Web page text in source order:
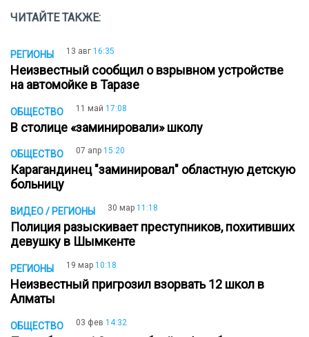
ЧИТАЙТЕ ТАКЖЕ:
РЕГИОНЫ 13 авг 16:35
Неизвестный сообщил о взрывном устройстве
на автомойке в Таразе
ОБЩЕСТВО 11 май 17:08
В столице «заминировали» школу
ОБЩЕСТВО 07 апр 15:20
Карагандинец "заминировал" областную детскую
больницу
ВИДЕО / РЕГИОНЫ 30 мар 11:18
Полиция разыскивает преступников, похитивших
девушку в Шымкенте
РЕГИОНЫ 19 мар 10:18
Неизвестный пригрозил взорвать 12 школ в
Алматы
ОБЩЕСТВО 03 фев 14:32